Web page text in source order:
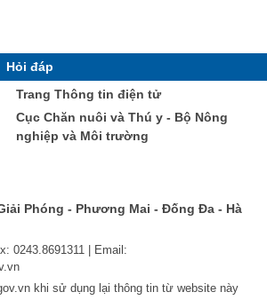
Hỏi đáp
Trang Thông tin điện tử
Cục Chăn nuôi và Thú y - Bộ Nông
nghiệp và Môi trường
Phóng - Phương Mai - Đống Đa - Hà
0243.8691311 | Email:
khi sử dụng lại thông tin từ website này